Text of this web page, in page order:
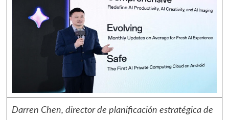
Darren Chen, director de planificación estratégica de